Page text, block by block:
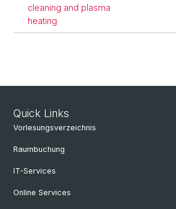
cleaning and plasma
heating
Quick Links
Vorlesungsverzeichnis
Raumbuchung
IT-Services
Online Services